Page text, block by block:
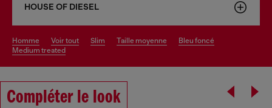
HOUSE OF DIESEL
homme voir tout slim taille moyenne
bleu foncé
medium treated
Compléter le look